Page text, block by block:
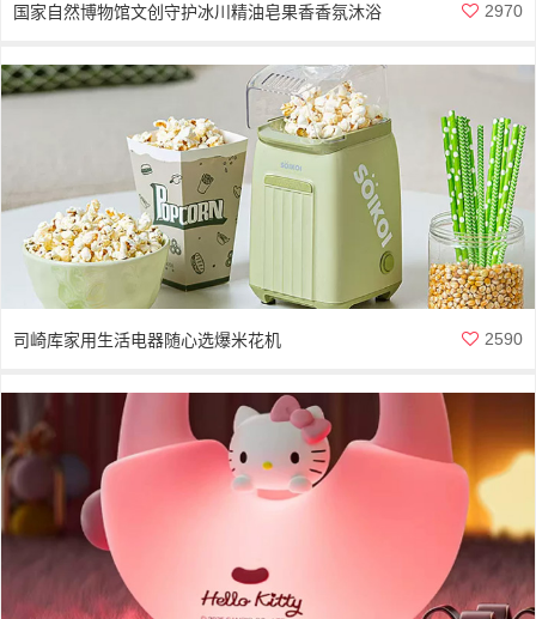
国家自然博物馆文创守护冰川精油皂果香香氛沐浴
香皂
2970
司崎库家用生活电器随心选爆米花机 2590